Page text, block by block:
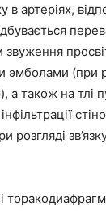
в артеріях,
звуження
эмболами (при
а також на тлі
розгляді